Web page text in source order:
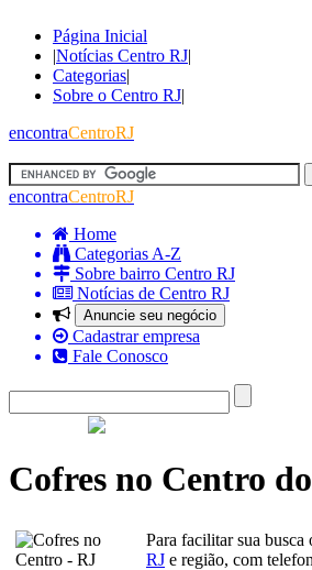
Página Inicial
|Notícias Centro RJ|
Categorias|
Sobre o Centro RJ|
encontraCentroRJ
encontraCentroRJ
Home
Categorias A-Z
Sobre bairro Centro RJ
Notícias de Centro RJ
Anuncie seu negócio
Cadastrar empresa
Fale Conosco
Cofres no Centro
Para facilitar sua
RJ e região, com